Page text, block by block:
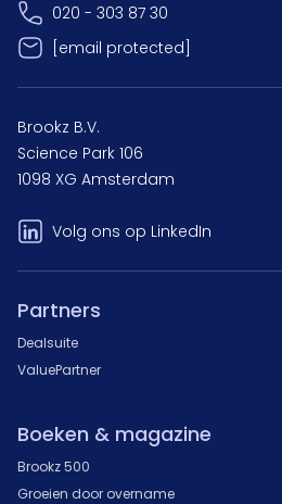
020 - 303 87 30
[email protected]
Brookz B.V.
Science Park 106
1098 XG Amsterdam
Volg ons op LinkedIn
Partners
Dealsuite
ValuePartner
Boeken & magazine
Brookz 500
Groeien door overname